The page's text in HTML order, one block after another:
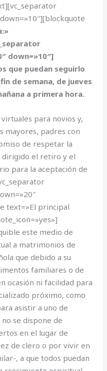
»
down=»10″]
que puedan seguirlo
de semana, de jueves
a primera hora.
para novios y,
mayores, padres con
de respetar la
dirigido el retiro y el
para la aceptación de
text=»El principal
este medio de
a matrimonios de
que debido a su
familiares o de
ocasión ni facilidad para
próximo, como
asistir a uno de
se dispone de
en el lugar de
de clero o por vivir en
, a que todos puedan